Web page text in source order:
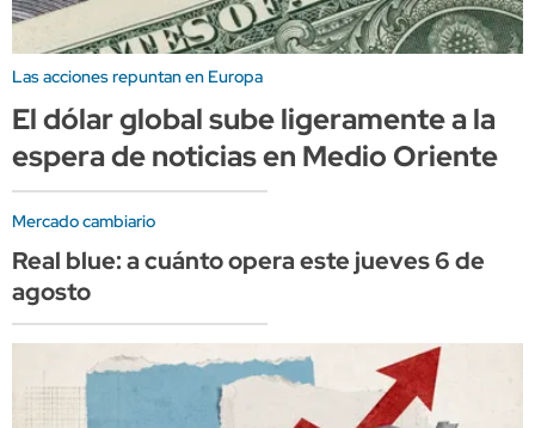
Las acciones repuntan en Europa
El dólar global sube ligeramente a la
espera de noticias en Medio Oriente
Mercado cambiario
Real blue: a cuánto opera este jueves 6 de
agosto